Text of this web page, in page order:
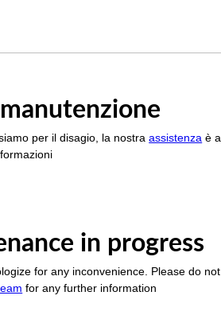
per il disagio, la nostraassistenza è a
in progress
for any inconvenience. Please do not
for any further information